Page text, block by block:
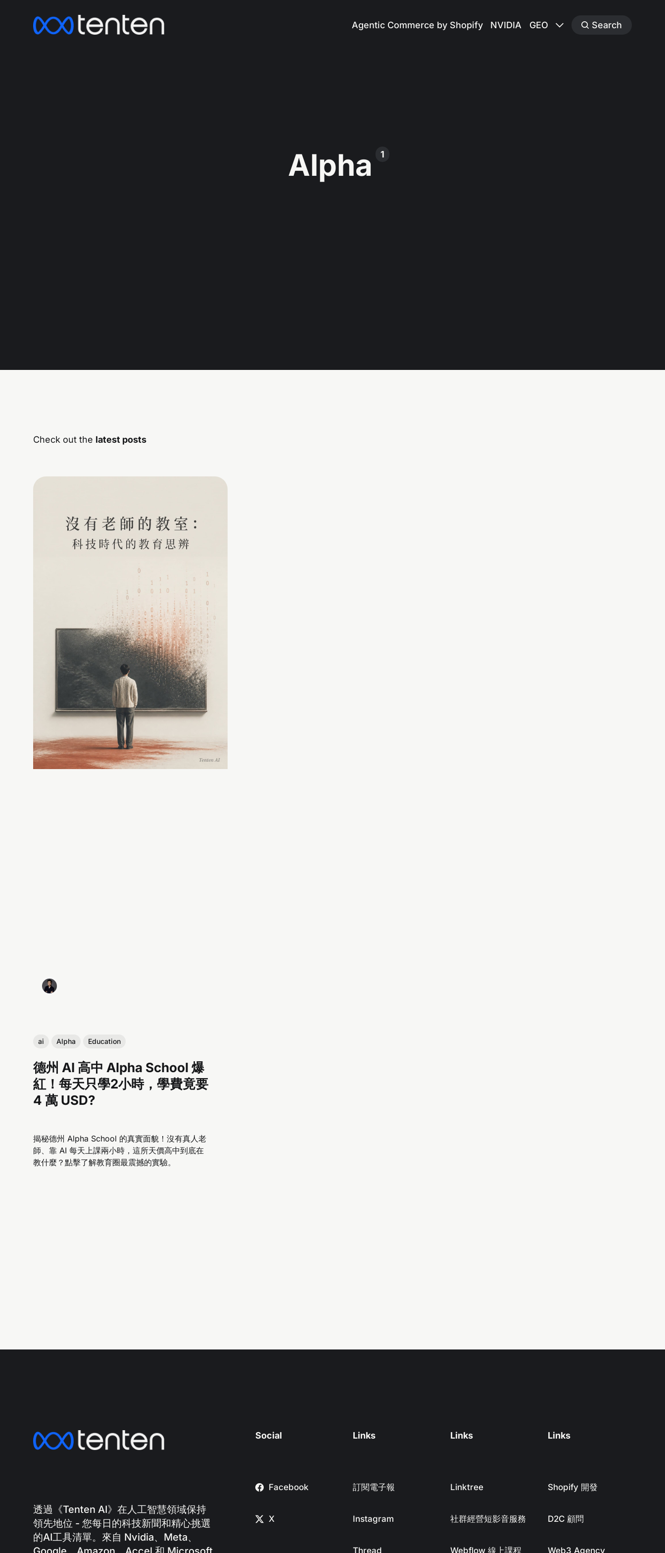
Agentic Commerce by Shopify NVIDIA GEO Search
Alpha 1
Check out the latest posts
ai Alpha Education
德州 AI 高中 Alpha School 爆
紅！每天只學2小時，學費竟要
4 萬 USD?
揭秘德州 Alpha School 的真實面貌！沒有真人老
師、靠 AI 每天上課兩小時，這所天價高中到底在
教什麼？點擊了解教育圈最震撼的實驗。
透過《Tenten AI》在人工智慧領域保持
領先地位 - 您每日的科技新聞和精心挑選
的AI工具清單。來自 Nvidia、Meta、
Social
Facebook
X
Links
訂閱電子報
Instagram
Thread
Links
Linktree
社群經營短影音服務
Webflow 線上課程
Links
Shopify 開發
D2C 顧問
Web3 Agency